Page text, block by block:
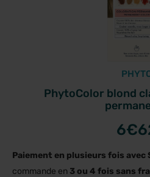
PhytoColor blond
6
Paiement en plusieurs fois avec
commande en 3 ou 4 fois sans